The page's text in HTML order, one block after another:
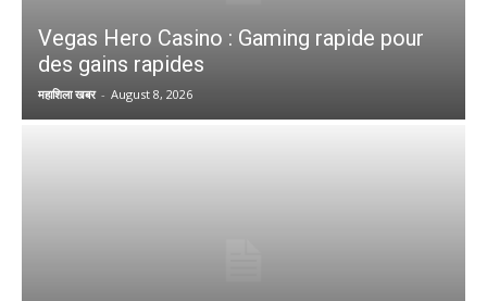
Vegas Hero Casino : Gaming rapide pour
des gains rapides
महाशिला खबर - August 8, 2026